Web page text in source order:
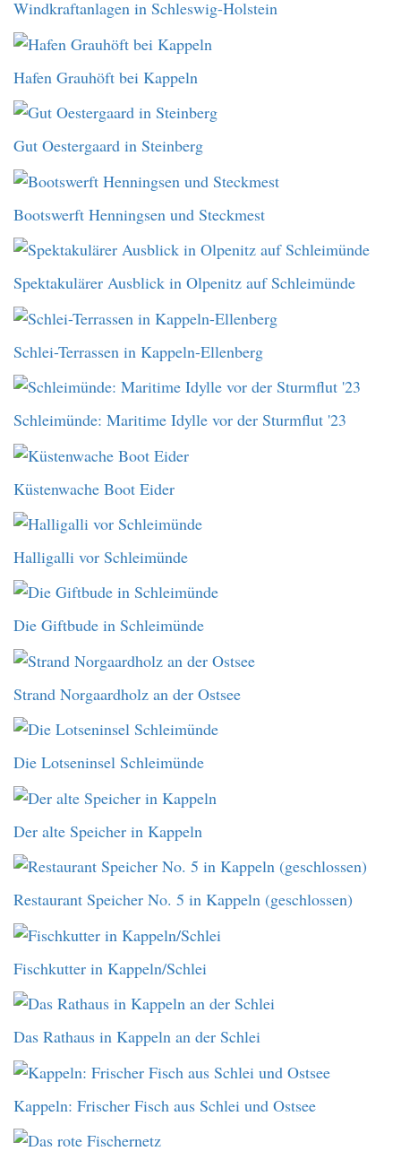
Windkraftanlagen in Schleswig-Holstein
Hafen Grauhöft bei Kappeln
Gut Oestergaard in Steinberg
Bootswerft Henningsen und Steckmest
Spektakulärer Ausblick in Olpenitz auf Schleimünde
Schlei-Terrassen in Kappeln-Ellenberg
Schleimünde: Maritime Idylle vor der Sturmflut '23
Küstenwache Boot Eider
Halligalli vor Schleimünde
Die Giftbude in Schleimünde
Strand Norgaardholz an der Ostsee
Die Lotseninsel Schleimünde
Der alte Speicher in Kappeln
Restaurant Speicher No. 5 in Kappeln (geschlossen)
Fischkutter in Kappeln/Schlei
Das Rathaus in Kappeln an der Schlei
Kappeln: Frischer Fisch aus Schlei und Ostsee